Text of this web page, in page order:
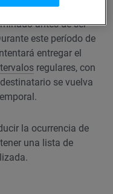
del remitente
antes de ser
este período de
entregar el
regulares, con
se vuelva
la ocurrencia de
una lista de